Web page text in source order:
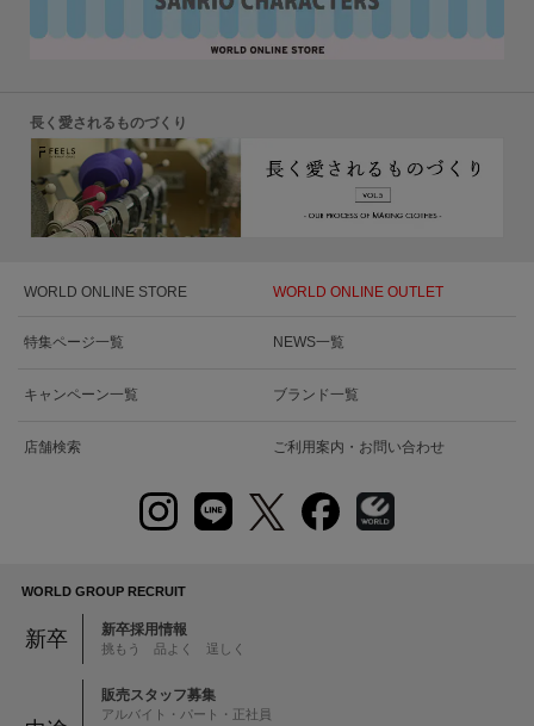
長く愛されるものづくり
WORLD ONLINE STORE WORLD ONLINE OUTLET
特集ページ一覧 NEWS一覧
キャンペーン一覧 ブランド一覧
店舗検索 ご利用案内・お問い合わせ
WORLD GROUP RECRUIT
新卒 新卒採用情報
挑もう 品よく 逞しく
販売スタッフ募集
アルバイト・パート・正社員